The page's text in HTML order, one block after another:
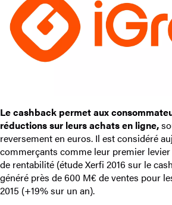
Le cashback permet aux
réductions sur leurs achats en ligne,
reversement en euros. Il est considéré
commerçants comme leur premier
de rentabilité (étude Xerfi 2016 sur le
généré près de 600 M€ de ventes pour
2015 (+19% sur un an).